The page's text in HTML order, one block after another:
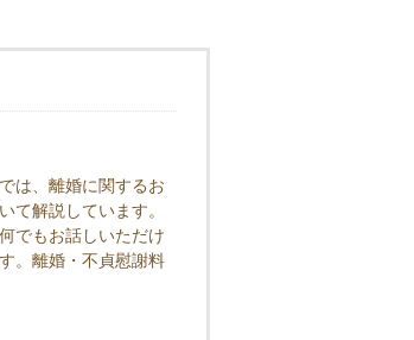
は、離婚に関するお
て解説しています。
でもお話しいただけ
。離婚・不貞慰謝料